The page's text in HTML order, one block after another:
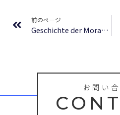
前のページ
Geschichte der Moralphilosophie. Hume, Leibniz, Kant, Hegel – Download PDF
お問い